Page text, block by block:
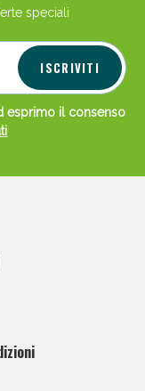
speciali
ISCRIVITI
esprimo il consenso